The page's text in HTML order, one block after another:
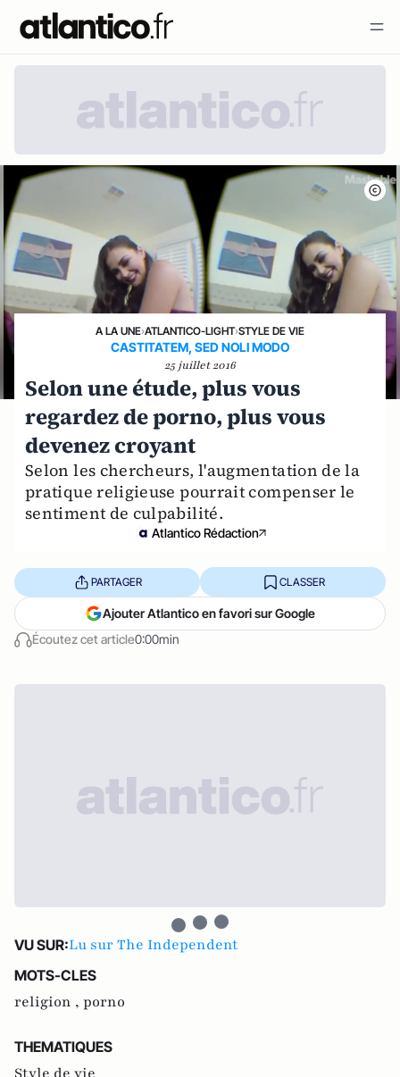
A LA UNE›ATLANTICO-LIGHT›STYLE DE VIE
CASTITATEM, SED NOLI MODO
25 juillet 2016
Selon une étude, plus vous
regardez de porno, plus vous
devenez croyant
Selon les chercheurs, l'augmentation de la
pratique religieuse pourrait compenser le
sentiment de culpabilité.
Atlantico Rédaction
Écoutez cet article0:00min
PARTAGER CLASSER
Ajouter Atlantico en favori sur Google
VU SUR:Lu sur The Independent
MOTS-CLES
religion , porno
THEMATIQUES